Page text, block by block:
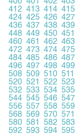
412 413 414 415
424 425 426 427
436 437 438 439
448 449 450 451
460 461 462 463
472 473 474 475
484 485 486 487
496 497 498 499
508 509 510 511
520 521 522 523
532 533 534 535
544 545 546 547
556 557 558 559
568 569 570 571
580 581 582 583
592 593 594 595